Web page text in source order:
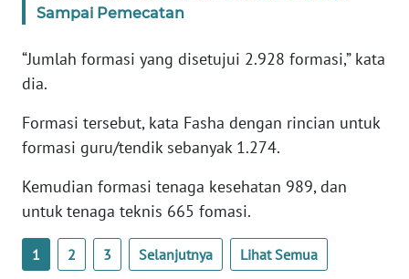
Sampai Pemecatan
“Jumlah formasi yang disetujui 2.928 formasi,” kata
dia.
Formasi tersebut, kata Fasha dengan rincian untuk
formasi guru/tendik sebanyak 1.274.
Kemudian formasi tenaga kesehatan 989, dan
untuk tenaga teknis 665 fomasi.
1 2 3 Selanjutnya Lihat Semua
PAPUA
BARAT
WN
RIAU
WN